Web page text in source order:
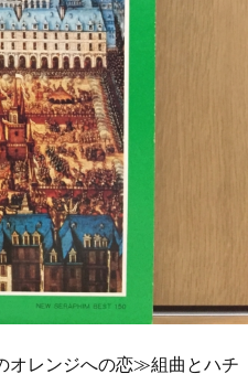
オレンジへの恋≫組曲とハチ